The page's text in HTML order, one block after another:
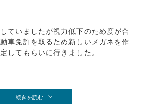
ていましたが視力低下のため度が合
車免許を取るため新しいメガネを作
してもらいに行きました。
続きを読む